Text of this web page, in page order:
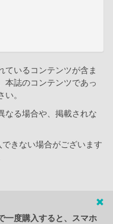
いるコンテンツが含ま
本誌のコンテンツであっ
。
なる場合や、掲載されな
きない場合がございます
一度購入すると、スマホ